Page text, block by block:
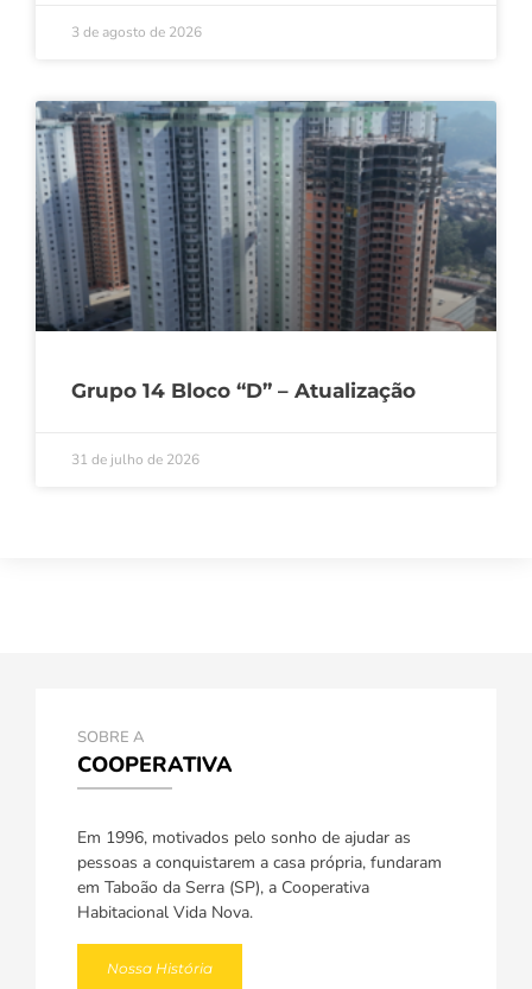
3 de agosto de 2026
Grupo 14 Bloco “D” – Atualização
31 de julho de 2026
SOBRE A
COOPERATIVA
Em 1996, motivados pelo sonho de ajudar as
pessoas a conquistarem a casa própria, fundaram
em Taboão da Serra (SP), a Cooperativa
Habitacional Vida Nova.
Nossa História